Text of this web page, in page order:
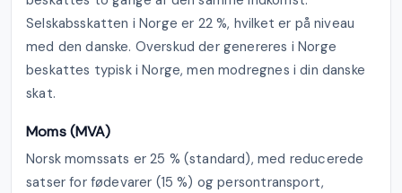
Selskabsskatten i Norge er 22 %, hvilket er på niveau
med den danske. Overskud der genereres i Norge
beskattes typisk i Norge, men modregnes i din danske
skat.
Moms (MVA)
Norsk momssats er 25 % (standard), med reducerede
satser for fødevarer (15 %) og persontransport,